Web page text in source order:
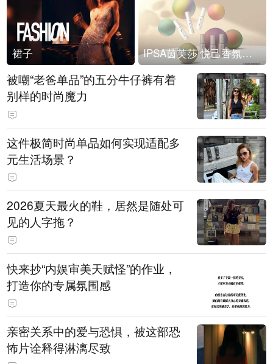
裙子 IPSA茵芙莎 悦己香氛凝露上市
被嘲“老爸单品”的五分牛仔裤有着
别样的时尚魔力
这件极简时尚单品如何实现适配多
元生活场景？
2026夏天最火的鞋，居然是随处可
见的人字拖？
快来抄“内娱审美天赋怪”的作业，
打造你的专属氛围感
亲密关系中的爱与恐惧，被这部恐
怖片诠释得淋漓尽致